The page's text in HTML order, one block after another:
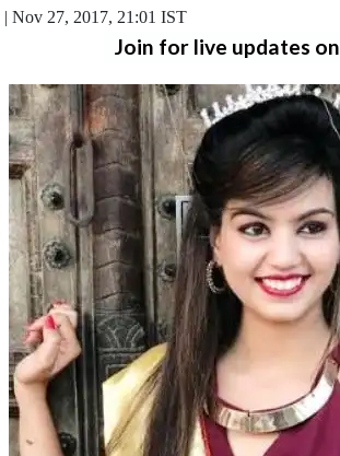
| Nov 27, 2017, 21:01 IST
Join for live updates on